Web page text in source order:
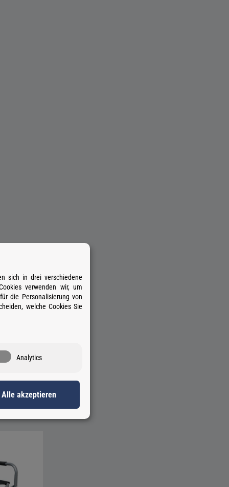
sich in drei verschiedene
verwenden wir, um
die Personalisierung von
welche Cookies Sie
Analytics
Alle akzeptieren